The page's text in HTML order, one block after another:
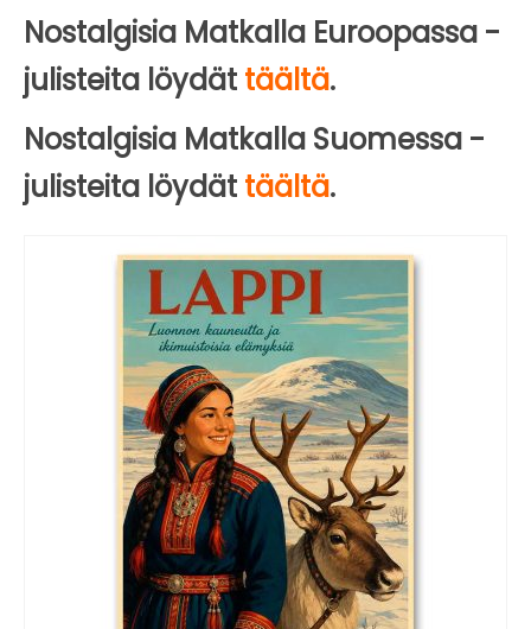
Nostalgisia Matkalla Euroopassa -
julisteita löydät täältä.
Nostalgisia Matkalla Suomessa -
julisteita löydät täältä.